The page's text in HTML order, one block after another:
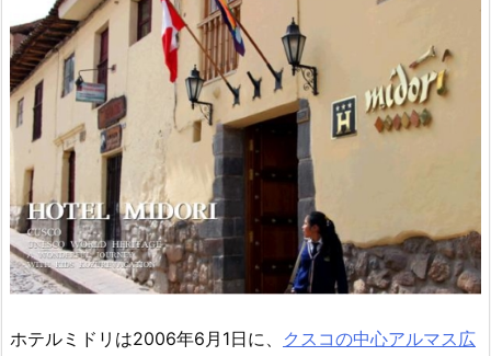
ホテルミドリは2006年6月1日に、 クスコの中心アルマス広